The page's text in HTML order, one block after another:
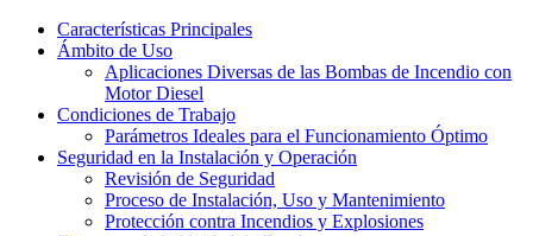
Características Principales
Ámbito de Uso
Aplicaciones Diversas de las Bombas de Incendio con
Motor Diesel
Condiciones de Trabajo
Parámetros Ideales para el Funcionamiento Óptimo
Seguridad en la Instalación y Operación
Revisión de Seguridad
Proceso de Instalación, Uso y Mantenimiento
Protección contra Incendios y Explosiones